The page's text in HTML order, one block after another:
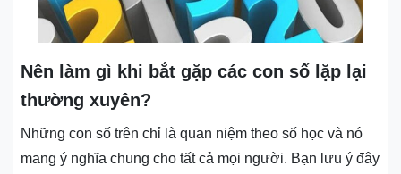
Nên làm gì khi bắt gặp các con số lặp lại
thường xuyên?
Những con số trên chỉ là quan niệm theo số học và nó
mang ý nghĩa chung cho tất cả mọi người. Bạn lưu ý đây